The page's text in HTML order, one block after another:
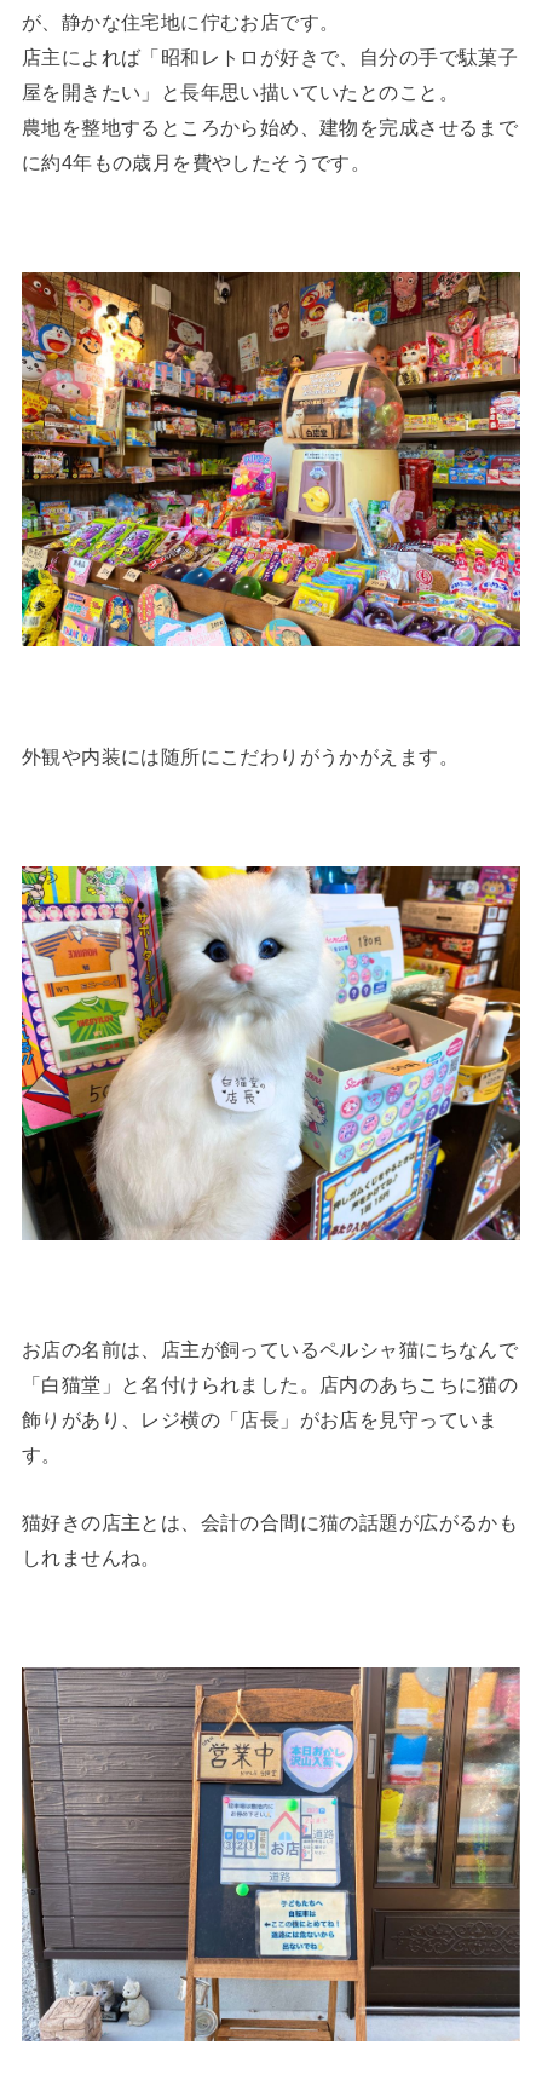
が、静かな住宅地に佇むお店です。
店主によれば「昭和レトロが好きで、自分の手で駄菓子
屋を開きたい」と長年思い描いていたとのこと。
農地を整地するところから始め、建物を完成させるまで
に約4年もの歳月を費やしたそうです。
外観や内装には随所にこだわりがうかがえます。
お店の名前は、店主が飼っているペルシャ猫にちなんで
「白猫堂」と名付けられました。店内のあちこちに猫の
飾りがあり、レジ横の「店長」がお店を見守っていま
す。
猫好きの店主とは、会計の合間に猫の話題が広がるかも
しれませんね。